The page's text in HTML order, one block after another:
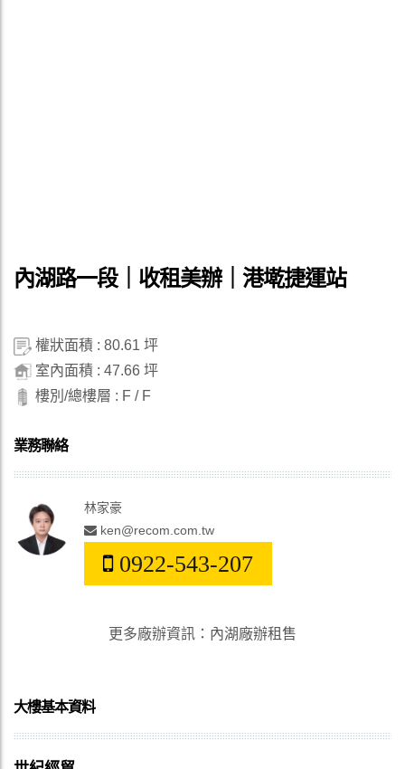
內湖路一段｜收租美辦｜港墘捷運站
權狀面積 : 80.61 坪
室內面積 : 47.66 坪
樓別/總樓層 : F / F
業務聯絡
林家豪
ken@recom.com.tw
0922-543-207
更多廠辦資訊 ： 內湖廠辦租售
大樓基本資料